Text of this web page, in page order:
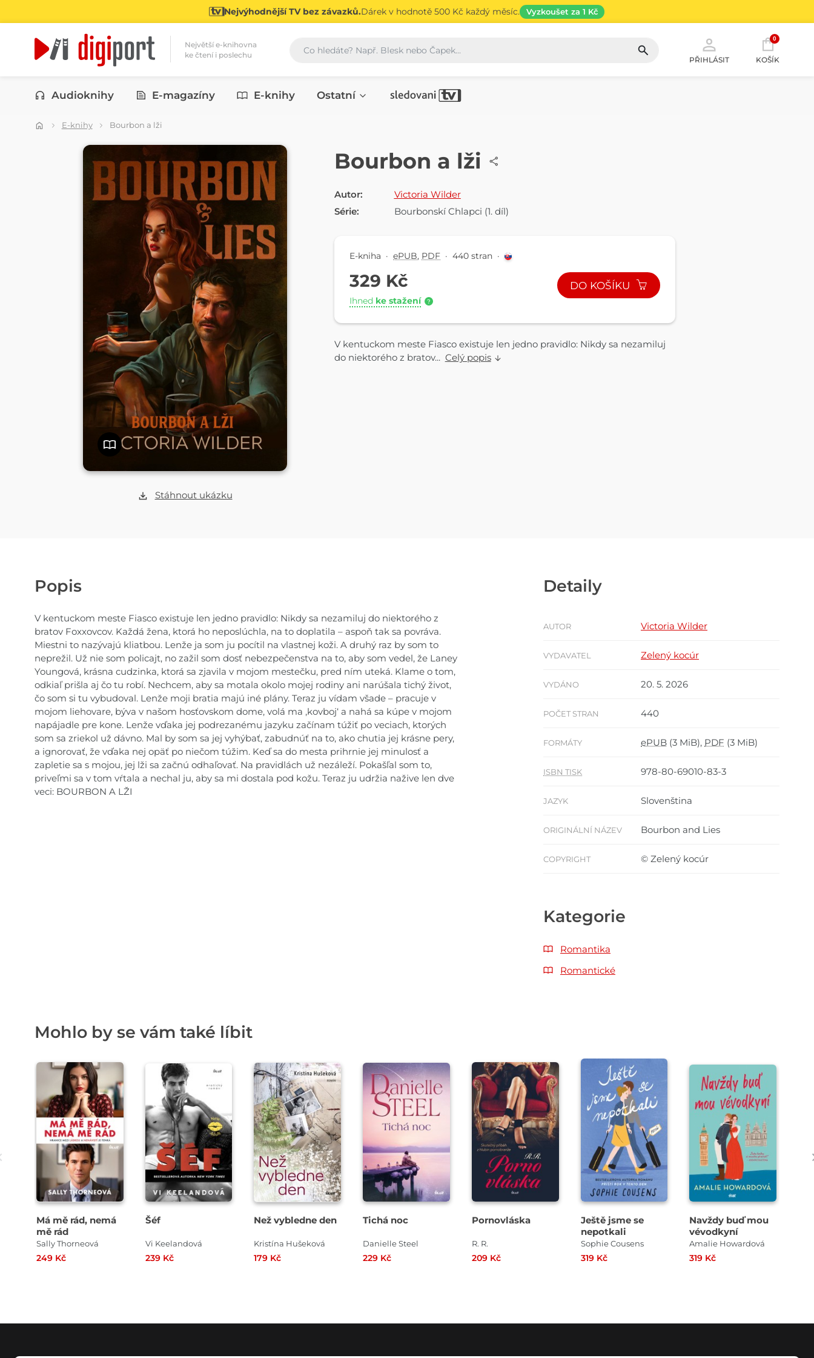
Nejvýhodnější TV bez závazků.Dárek v hodnotě 500 Kč každý měsíc. Vyzkoušet za 1 Kč
Největší e-knihovna
ke čtení i poslechu
Vyhledávání
PŘIHLÁSIT
0
KOŠÍK
Kategorie
Audioknihy E-magazíny E-knihy Ostatní
E-knihy Bourbon a lži
Stáhnout ukázku
E-KNIHA
Bourbon a lži
Autor:
Victoria Wilder
Série:
Bourbonskí Chlapci (1. díl)
E-kniha · ePUB, PDF · 440 stran ·
329 Kč
Ihned ke stažení ?
DO KOŠÍKU
V kentuckom meste Fiasco existuje len jedno pravidlo: Nikdy sa nezamiluj
do niektorého z bratov... Celý popis
Popis
V kentuckom meste Fiasco existuje len jedno pravidlo: Nikdy sa nezamiluj do niektorého z
bratov Foxxovcov. Každá žena, ktorá ho neposlúchla, na to doplatila – aspoň tak sa povráva.
Miestni to nazývajú kliatbou. Lenže ja som ju pocítil na vlastnej koži. A druhý raz by som to
neprežil. Už nie som policajt, no zažil som dosť nebezpečenstva na to, aby som vedel, že Laney
Youngová, krásna cudzinka, ktorá sa zjavila v mojom mestečku, pred ním uteká. Klamе o tom,
odkiaľ prišla aj čo tu robí. Nechcem, aby sa motala okolo mojej rodiny ani narúšala tichý život,
čo som si tu vybudoval. Lenže moji bratia majú iné plány. Teraz ju vídam všade – pracuje v
mojom liehovare, býva v našom hosťovskom dome, volá ma ,kovboj‘ a nahá sa kúpe v mojom
napájadle pre kone. Lenže vďaka jej podrezanému jazyku začínam túžiť po veciach, ktorých
som sa zriekol už dávno. Mal by som sa jej vyhýbať, zabudnúť na to, ako chutia jej krásne pery,
a ignorovať, že vďaka nej opäť po niečom túžim. Keď sa do mesta prihrnie jej minulosť a
zapletie sa s mojou, jej lži sa začnú odhaľovať. Na pravidlách už nezáleží. Pokašľal som to,
priveľmi sa v tom vŕtala a nechal ju, aby sa mi dostala pod kožu. Teraz ju udržia nažive len dve
veci: BOURBON A LŽI
Detaily
AUTOR Victoria Wilder
VYDAVATEL Zelený kocúr
VYDÁNO 20. 5. 2026
POČET STRAN 440
FORMÁTY ePUB (3 MiB), PDF (3 MiB)
ISBN TISK 978-80-69010-83-3
JAZYK Slovenština
ORIGINÁLNÍ NÁZEV Bourbon and Lies
COPYRIGHT © Zelený kocúr
Kategorie
Romantika
Romantické
Mohlo by se vám také líbit
Má mě rád, nemá
mě rád
Sally Thorneová
249 Kč
Šéf
Vi Keelandová
239 Kč
Než vybledne den
Kristína Hušeková
179 Kč
Tichá noc
Danielle Steel
229 Kč
Pornovláska
R. R.
209 Kč
Ještě jsme se
nepotkali
Sophie Cousens
319 Kč
Navždy buď mou
vévodkyní
Amalie Howardová
319 Kč